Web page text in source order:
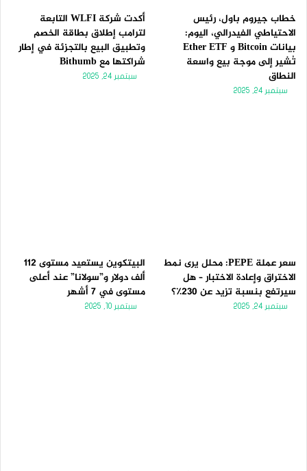
خطاب جيروم باول، رئيس
الاحتياطي الفيدرالي، اليوم:
بيانات Bitcoin و Ether ETF
تُشير إلى موجة بيع واسعة
النطاق
سبتمبر 24, 2025
أكدت شركة WLFI التابعة
لترامب إطلاق بطاقة الخصم
وتطبيق البيع بالتجزئة في إطار
شراكتها مع Bithumb
سبتمبر 24, 2025
سعر عملة PEPE: محلل يرى نمط
الاختراق وإعادة الاختبار – هل
سيرتفع بنسبة تزيد عن 230٪؟
سبتمبر 24, 2025
البيتكوين يستعيد مستوى 112
ألف دولار و”سولانا” عند أعلى
مستوى في 7 أشهر
سبتمبر 10, 2025